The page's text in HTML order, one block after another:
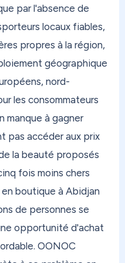
Aux Antilles, en
partout. Dès
de traitement),
économiques selon
s'accumulent chez un
n'a ni le temps ni
de poste ?
Mondial Relay, sans
résidez dans les
sans taxe. Simple,
réexpédition
par l'absence de
locaux fiables,
propres à la région,
géographique
nord-
les consommateurs
manque à gagner
pas accéder aux prix
la beauté proposés
fois moins chers
boutique à Abidjan
de personnes se
opportunité d'achat
OONOC